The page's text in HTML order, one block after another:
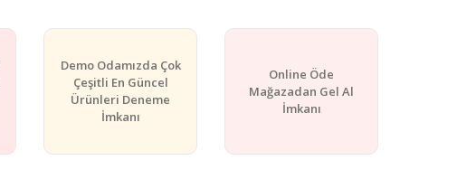
Demo Odamızda Çok
Çeşitli En Güncel
Ürünleri Deneme
İmkanı
Online Öde
Mağazadan Gel Al
İmkanı